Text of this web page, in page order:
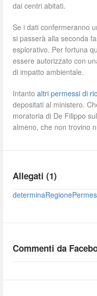
dai centri abitati.
Se i dati confermeranno
si passerà alla seconda
esplorativo. Per fortuna
essere autorizzato con
di impatto ambientale.
Intantoaltri permessi di
depositati al ministero.
moratoria di De Filippo
almeno, che non trovino
Allegati (1)
Commenti da